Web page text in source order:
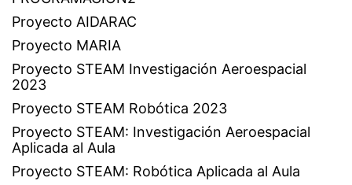
Proyecto AIDARAC
Proyecto MARIA
Proyecto STEAM Investigación Aeroespacial
2023
Proyecto STEAM Robótica 2023
Proyecto STEAM: Investigación Aeroespacial
Aplicada al Aula
Proyecto STEAM: Robótica Aplicada al Aula